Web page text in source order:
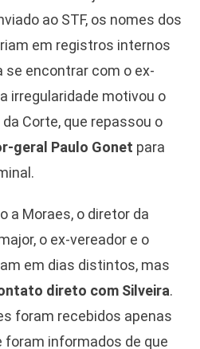
ao STF, os nomes dos
em registros internos
se encontrar com o ex-
irregularidade motivou o
Corte, que repassou o
geral Paulo Gonet para
a Moraes, o diretor da
o ex-vereador e o
em dias distintos, mas
direto com Silveira.
foram recebidos apenas
foram informados de que